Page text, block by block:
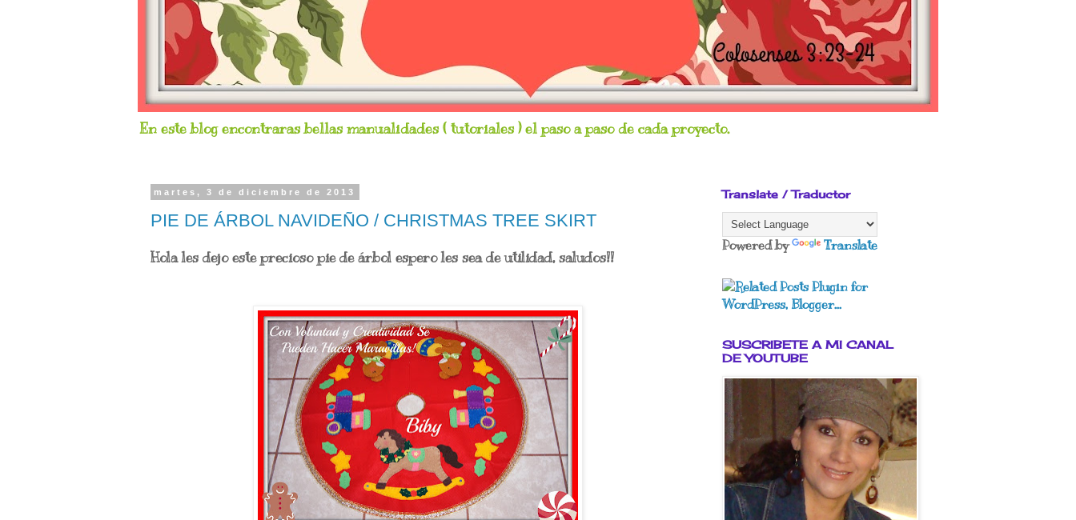
En este blog encontraras bellas manualidades ( tutoriales ) el paso a paso de cada proyecto.
martes, 3 de diciembre de 2013
PIE DE ÁRBOL NAVIDEÑO / CHRISTMAS TREE SKIRT
Hola les dejo este precioso pie de árbol espero les sea de utilidad, saludos!!
Translate / Traductor
Powered by Translate
SUSCRIBETE A MI CANAL
DE YOUTUBE